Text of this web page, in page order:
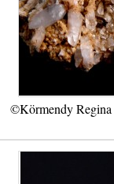
©Körmendy Regina